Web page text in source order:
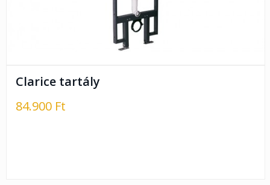
Clarice tartály
84.900 Ft